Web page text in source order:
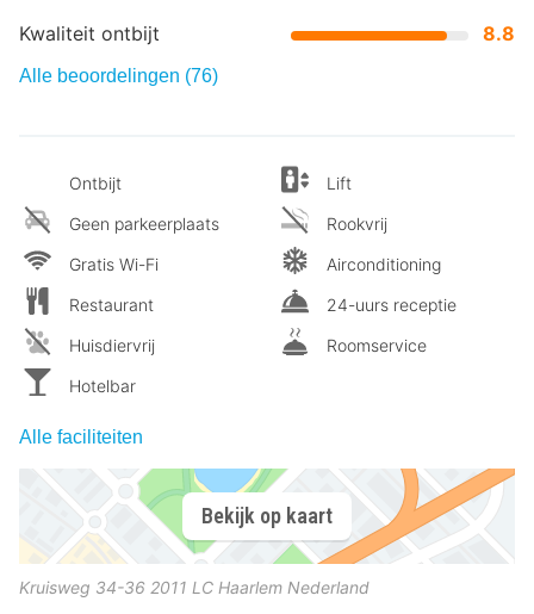
Kwaliteit ontbijt
8.8
Alle beoordelingen (76)
Ontbijt
Geen parkeerplaats
Gratis Wi-Fi
Restaurant
Huisdiervrij
Hotelbar
Lift
Rookvrij
Airconditioning
24-uurs receptie
Roomservice
Alle faciliteiten
Bekijk op kaart
Kruisweg 34-36 2011 LC Haarlem Nederland